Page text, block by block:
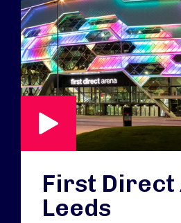
First Direct
Leeds